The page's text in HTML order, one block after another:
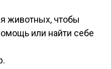
животных, чтобы
или найти себе